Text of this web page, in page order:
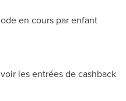
en cours par enfant
les entrées de cashback